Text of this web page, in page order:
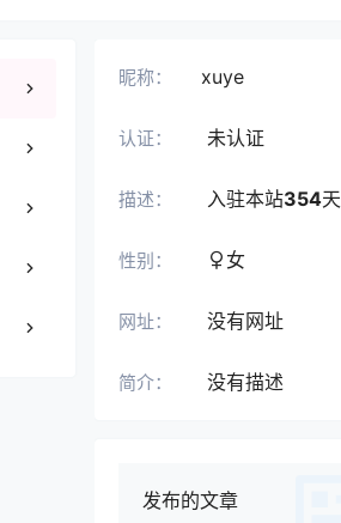
昵称： xuye
认证： 未认证
描述： 入驻本站354天
性别： 女
网址： 没有网址
简介： 没有描述
发布的文章